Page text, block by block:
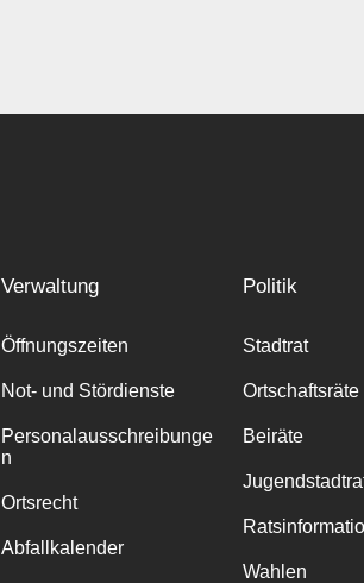
Verwaltung
Öffnungszeiten
Not- und Stördienste
Personalausschreibunge
n
Ortsrecht
Abfallkalender
Politik
Stadtrat
Ortschaftsräte
Beiräte
Wahlen